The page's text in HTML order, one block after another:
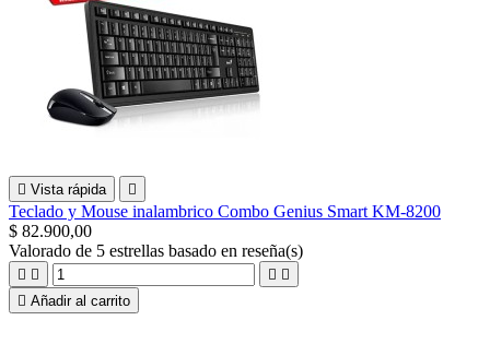
 Vista rápida 
Teclado y Mouse inalambrico Combo Genius Smart KM-8200
$ 82.900,00
Valorado de 5 estrellas basado en reseña(s)
   
 Añadir al carrito